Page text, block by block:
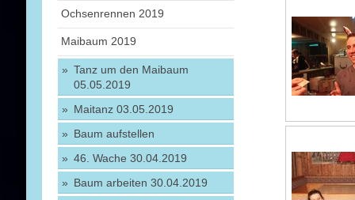
Ochsenrennen 2019
Maibaum 2019
Tanz um den Maibaum
05.05.2019
Maitanz 03.05.2019
Baum aufstellen
46. Wache 30.04.2019
Baum arbeiten 30.04.2019